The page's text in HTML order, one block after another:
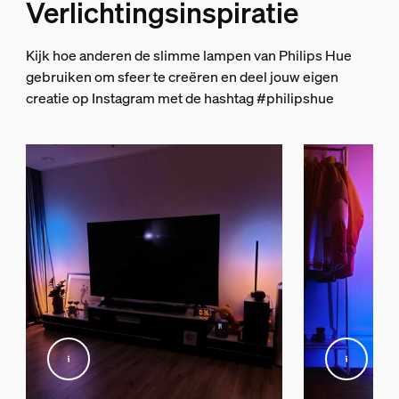
Woonkamer, Slaapkamer
Vloerlamp
Afmetingen en gewicht verpakking
EAN/UPC - product
8719514476219
Nettogewicht
2,37 kg
Brutogewicht
3,33 kg
Hoogte
1.506 mm
Lengte
140 mm
Verlichtingsinspiratie
Kijk hoe anderen de slimme lampen van Philips Hue
gebruiken om sfeer te creëren en deel jouw eigen
creatie op Instagram met de hashtag #philipshue